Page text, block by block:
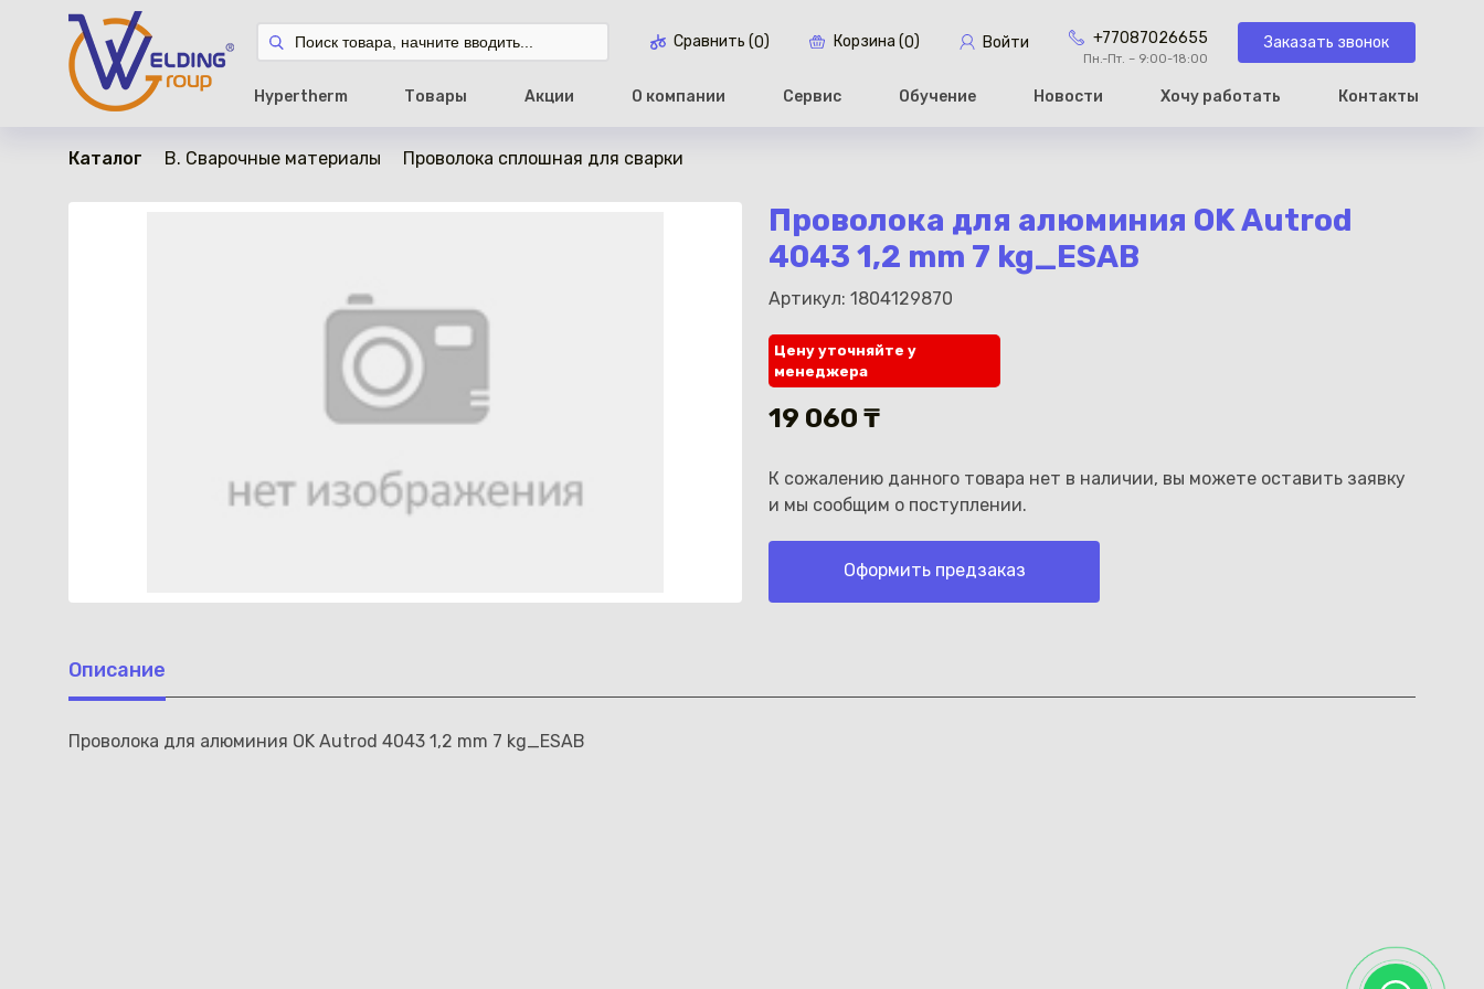
Сравнить (0) Корзина (0) Войти +77087026655
Пн.-Пт. – 9:00-18:00
Заказать звонок
Hypertherm Товары Акции О компании Сервис Обучение Новости Хочу работать Контакты
Каталог B. Сварочные материалы Проволока сплошная для сварки
Проволока для алюминия OK Autrod
4043 1,2 mm 7 kg_ESAB
Артикул: 1804129870
в наличии
Цену уточняйте у
менеджера
19 060 ₸
К сожалению данного товара нет в наличии, вы можете оставить заявку
и мы сообщим о поступлении.
Оформить предзаказ
Описание
Проволока для алюминия OK Autrod 4043 1,2 mm 7 kg_ESAB